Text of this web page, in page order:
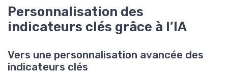
Personnalisation des
indicateurs clés grâce à l’IA
Vers une personnalisation avancée des
indicateurs clés